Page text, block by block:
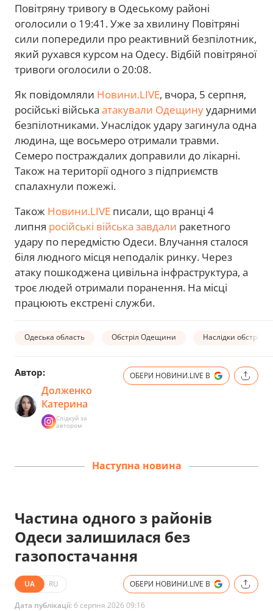
Повітряну тривогу в Одеському районі
оголосили о 19:41. Уже за хвилину Повітряні
сили попередили про реактивний безпілотник,
який рухався курсом на Одесу. Відбій повітряної
тривоги оголосили о 20:08.
Як повідомляли Новини.LIVE, вчора, 5 серпня,
російські війська атакували Одещинуударними
безпілотниками. Унаслідок удару загинула одна
людина, ще восьмеро отримали травми.
Семеро постраждалих доправили до лікарні.
Також на території одного з підприємств
спалахнули пожежі.
Також Новини.LIVE писали, що вранці 4
липня російські війська завдали ракетного
удару по передмістю Одеси. Влучання сталося
біля людного місця неподалік ринку. Через
атаку пошкоджена цивільна інфраструктура, а
троє людей отримали поранення. На місці
працюють екстрені служби.
Одеська область Обстріл Одещини Наслідки
Автор:
Долженко
Катерина
Слідкуй за
автором
ОБЕРИ НОВИНИ.LIVE В
Наступна новина
Частина одного з районів
Одеси залишилася без
газопостачання
UA RU ОБЕРИ НОВИНИ.LIVE В
Дата публікації: 6 серпня 2026 09:16